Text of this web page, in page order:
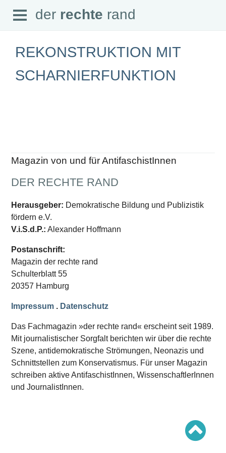
der rechte rand
Abonnement
Downloads
Datenschutz
SCHWERPUNKTE
Schwerpunkte Übersicht
Schwerpunkt AFD-Verbot
Schwerpunkt »Identitäre Bewegung«
Schwerpunkt »Reichsbürger«
Schwerpunkt NPD
Ausgaben Übersicht
Ausgabe 220
Ausgabe 219
Ausgabe 217
Ausgabe 216
Open
Menu
der rechte rand
REKONSTRUKTION MIT
SCHARNIERFUNKTION
Magazin von und für AntifaschistInnen
DER RECHTE RAND
Herausgeber: Demokratische Bildung und Publizistik
fördern e.V.
V.i.S.d.P.: Alexander Hoffmann
Postanschrift:
Magazin der rechte rand
Schulterblatt 55
20357 Hamburg
Impressum . Datenschutz
Das Fachmagazin »der rechte rand« erscheint seit 1989.
Mit journalistischer Sorgfalt berichten wir über die rechte
Szene, antidemokratische Strömungen, Neonazis und
Schnittstellen zum Konservatismus. Für unser Magazin
schreiben aktive AntifaschistInnen, WissenschaftlerInnen
und JournalistInnen.